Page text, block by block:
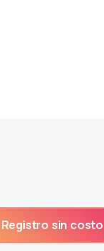
Registro sin costo